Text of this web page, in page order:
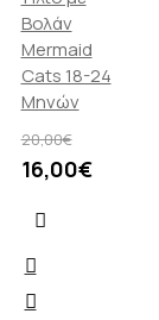
Βολάν
Mermaid
Cats 18-24
Μηνών
20,00€
16,00€